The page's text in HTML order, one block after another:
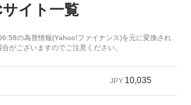
イト一覧
の為替情報(Yahoo!ファイナンス)を元に変換され
がございますのでご注意ください。
JPY 10,035